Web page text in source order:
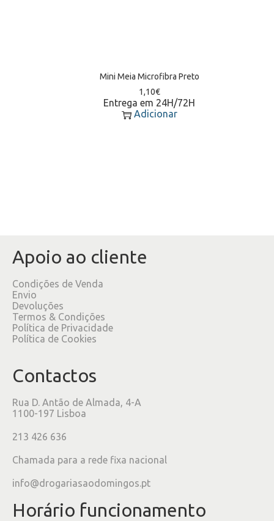
Mini Meia Microfibra Preto
1,10€
Entrega em 24H/72H
Adicionar
Apoio ao cliente
Condições de Venda
Envio
Devoluções
Termos & Condições
Política de Privacidade
Política de Cookies
Contactos
Rua D. Antão de Almada, 4-A
1100-197 Lisboa
213 426 636
Chamada para a rede fixa nacional
info@drogariasaodomingos.pt
Horário funcionamento